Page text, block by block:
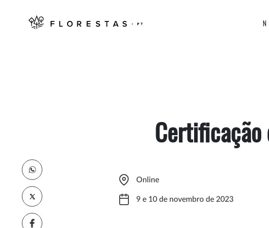
Certificação
Online
9 e 10 de novembro de 2023